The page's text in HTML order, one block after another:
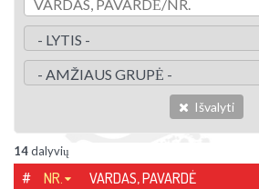
Išvalyti
14dalyvių
# NR. VARDAS, PAVARDĖ